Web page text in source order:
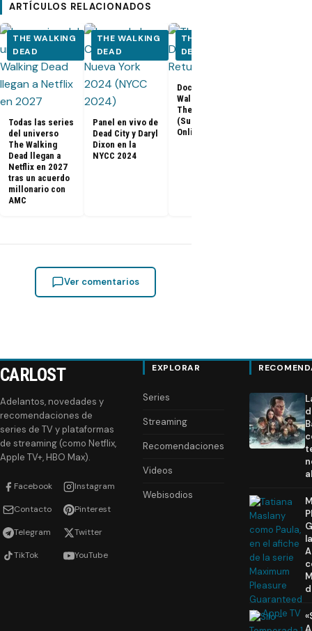
ARTÍCULOS RELACIONADOS
THE WALKING
DEAD
Todas las series
del universo
The Walking
Dead llegan a
Netflix en 2027
tras un acuerdo
millonario con
AMC
THE WALKING
DEAD
Panel en vivo de
Dead City y Daryl
Dixon en la
NYCC 2024
THE WALKING
DEAD
Documental The
Walking Dead:
The Return
(Subtitulado
Online)
Ver comentarios
CARLOST
Adelantos, novedades y
recomendaciones de
series de TV y plataformas
de streaming (como Netflix,
Apple TV+, HBO Max).
Facebook Instagram
Contacto Pinterest
Telegram Twitter
TikTok YouTube
EXPLORAR
Series
Streaming
Recomendaciones
Videos
Webisodios